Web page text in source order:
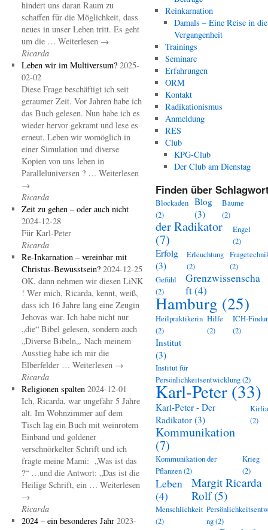
hindert uns daran Raum zu
schaffen für die Möglichkeit, dass
neues in unser Leben tritt. Es geht
um die … Weiterlesen →
Ricarda
Leben wir im Multiversum? 2025-
02-02
Diese Frage beschäftigt ich seit
geraumer Zeit. Vor Jahren habe ich
das Buch gelesen. Nun habe ich es
wieder hervor gekramt und lese es
erneut. Leben wir womöglich in
einer Simulation und diverse
Kopien von uns leben in
Paralleluniversen ? … Weiterlesen
→
Ricarda
Zeit zu gehen – oder auch nicht
2024-12-28
Für Karl-Peter
Ricarda
Re-Inkarnation – vereinbar mit
Christus-Bewusstsein? 2024-12-25
OK, dann nehmen wir diesen LiNK
! Wer mich, Ricarda, kennt, weiß,
dass ich 16 Jahre lang eine Zeugin
Jehovas war. Ich habe nicht nur
„die“ Bibel gelesen, sondern auch
„Diverse Bibeln„. Nach meinem
Ausstieg habe ich mir die
Elberfelder … Weiterlesen →
Ricarda
Religionen spalten 2024-12-01
Ich, Ricarda, war ungefähr 5 Jahre
alt. Im Wohnzimmer auf dem
Tisch lag ein Buch mit weinrotem
Einband und goldener
verschnörkelter Schrift und ich
fragte meine Mami: „Was ist das
?“ …und die Antwort: „Das ist die
Heilige Schrift, ein … Weiterlesen
→
Ricarda
2024 – ein besonderes Jahr 2023-
Reinkarnation
Damals – Eine Reise in die
Vergangenheit
Trainings
Seminare
Erfahrungen
ORM
Kontakt
Radikationismus
Anmeldung
RES
Club
KPG-Club
Der Club am Dienstag
Finden über
Blockaden
(2)
Blog
(3)
Bäume
(2)
der Radikator
(7)
Engel
(2)
Erfolg
(3)
Erleuchtung
(2)
(2)
Gefühl
(2)
Grenzwissenscha
ft(4)
Hamburg (25)
Heilpraktikerin
(2)
Hilfe
(2)
ICH-
(2)
Institut
(3)
Institut für
Persönlichkeitsentwicklung(2)
Karl-Peter (33)
Karl-Peter - Der
Radikator (3)
(2)
Kommunikation
(7)
Kommunikation der
Pflanzen(2)
Krieg
(2)
Leben
(4)
Margit Ricarda
Rolf(5)
Menschlichkeit
(2)
ng(2)